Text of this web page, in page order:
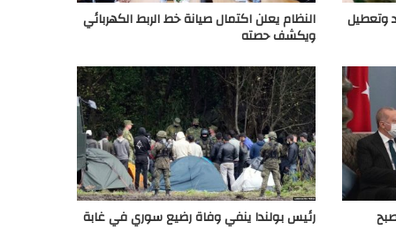
وتعطيل النظام يعلن اكتمال صيانة خط الربط الكهربائي
ويكشف حصته
رئيس بولندا ينفي وفاة رضيع سوري في غابة